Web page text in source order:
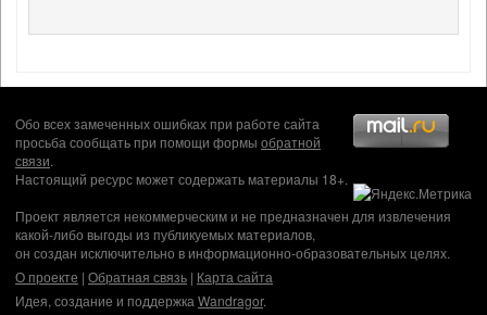
Обо всех замеченных ошибках при работе сайта
просьба сообщать при помощи формы обратной
связи.
Настоящий ресурс может содержать материалы 18+.
Проект является некоммерческим и не предназначен для извлечения
какой-либо выгоды из публикуемых материалов,
он создан исключительно в информационно-образовательных целях.
О проекте | Обратная связь | Карта сайта
Идея, создание и поддержка Wandragor.